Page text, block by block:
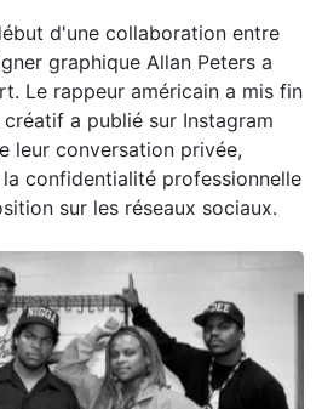
d'une collaboration entre
graphique Allan Peters a
Le rappeur américain a mis fin
a publié sur Instagram
leur conversation privée,
confidentialité professionnelle
sur les réseaux sociaux.